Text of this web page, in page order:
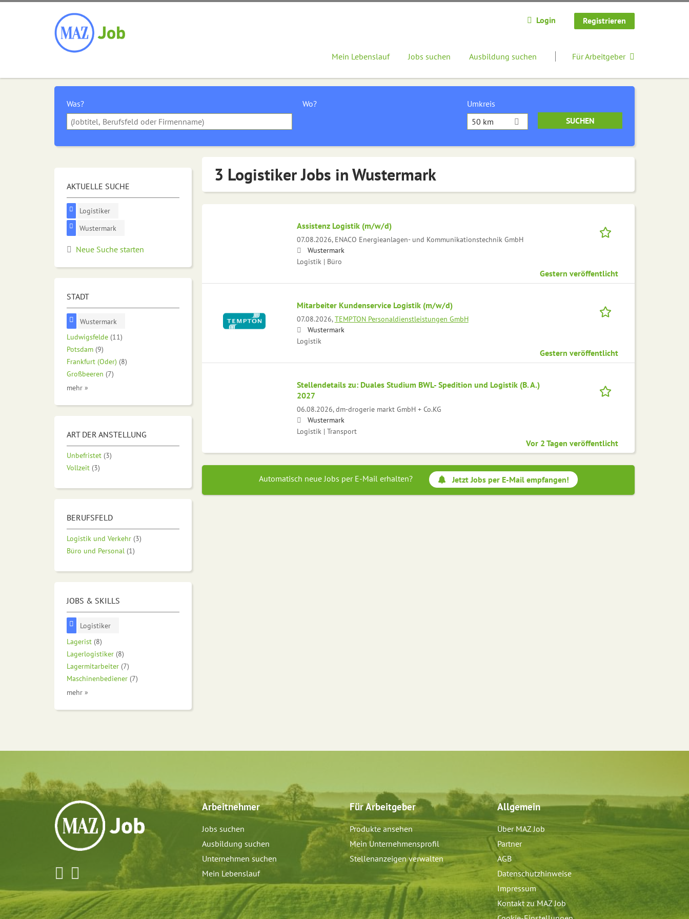
Login Registrieren
Mein Lebenslauf Jobs suchen Ausbildung suchen Für Arbeitgeber
Was? Wo?
Umkreis
50 km
3 Logistiker Jobs in Wustermark
Assistenz Logistik (m/w/d)
07.08.2026, ENACO Energieanlagen- und Kommunikationstechnik GmbH
Wustermark
Logistik | Büro
Gestern veröffentlicht
Mitarbeiter Kundenservice Logistik (m/w/d)
07.08.2026,TEMPTON Personaldienstleistungen GmbH
Wustermark
Logistik
Gestern veröffentlicht
Stellendetails zu: Duales Studium BWL- Spedition und Logistik (B. A.)
2027
06.08.2026,dm-drogerie markt GmbH + Co.KG
Wustermark
Logistik | Transport
Vor 2 Tagen veröffentlicht
Automatisch neue Jobs per E-Mail erhalten? Jetzt Jobs per E-Mail empfangen!
AKTUELLE SUCHE
Logistiker
Wustermark
Neue Suche starten
STADT
Wustermark
Ludwigsfelde (11)
Potsdam (9)
Frankfurt (Oder) (8)
Großbeeren (7)
mehr »
ART DER ANSTELLUNG
Unbefristet (3)
Vollzeit (3)
BERUFSFELD
Logistik und Verkehr (3)
Büro und Personal (1)
JOBS & SKILLS
Logistiker
Lagerist (8)
Lagerlogistiker (8)
Lagermitarbeiter (7)
Maschinenbediener (7)
mehr »
Arbeitnehmer
Jobs suchen
Ausbildung suchen
Unternehmen suchen
Mein Lebenslauf
Für Arbeitgeber
Produkte ansehen
Mein Unternehmensprofil
Stellenanzeigen verwalten
Allgemein
Über MAZ Job
Partner
AGB
Datenschutzhinweise
Impressum
Kontakt zu MAZ Job